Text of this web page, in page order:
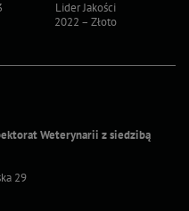
Weterynarii z siedzibą
29
Lider Jakości
2022 – Złoto